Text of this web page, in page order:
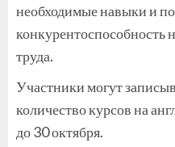
необходимые навыки и
труда.
Участники могут
количество курсов на
до 30 октября.